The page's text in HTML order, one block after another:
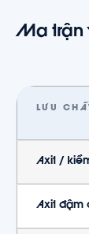
Ma trận
LƯU
Axit /
Axit đậm